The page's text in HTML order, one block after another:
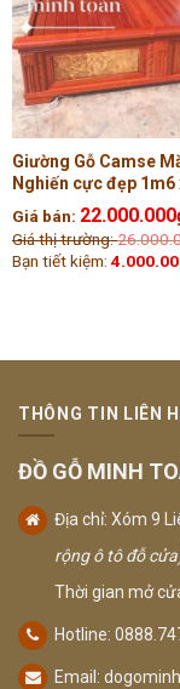
Giường Gỗ Camse
Nghiến cực đẹp 1m6
Giá bán: 22.000.000
Giá thị trường:
Bạn tiết kiệm:
THÔNG TIN LIÊN
ĐỒ GỖ MINH
Địa chỉ: Xóm 9
rộng ô tô đỗ
Thời gian mở
Hotline:
Email: